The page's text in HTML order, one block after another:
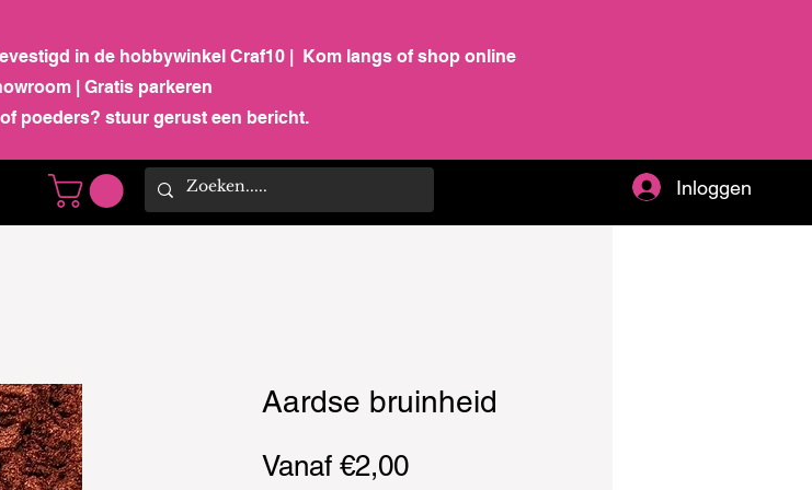
Inloggen
in de hobbywinkel Craf10 | Kom langs of shop online
| Gratis parkeren
poeders? stuur gerust een bericht.
Aardse bruinheid
Vanaf €2,00Verkoopprijs